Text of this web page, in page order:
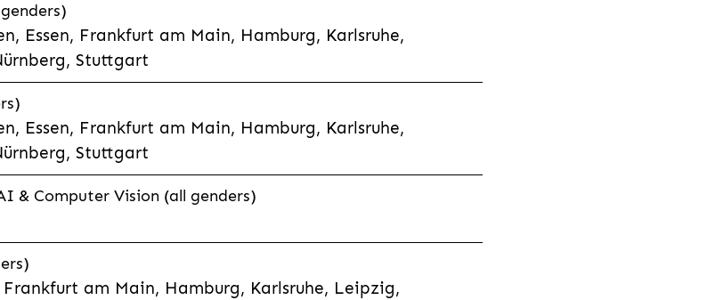
Essen, Frankfurt am Main, Hamburg, Karlsruhe,
Stuttgart
Essen, Frankfurt am Main, Hamburg, Karlsruhe,
Stuttgart
& Computer Vision (all genders)
Frankfurt am Main, Hamburg, Karlsruhe, Leipzig,